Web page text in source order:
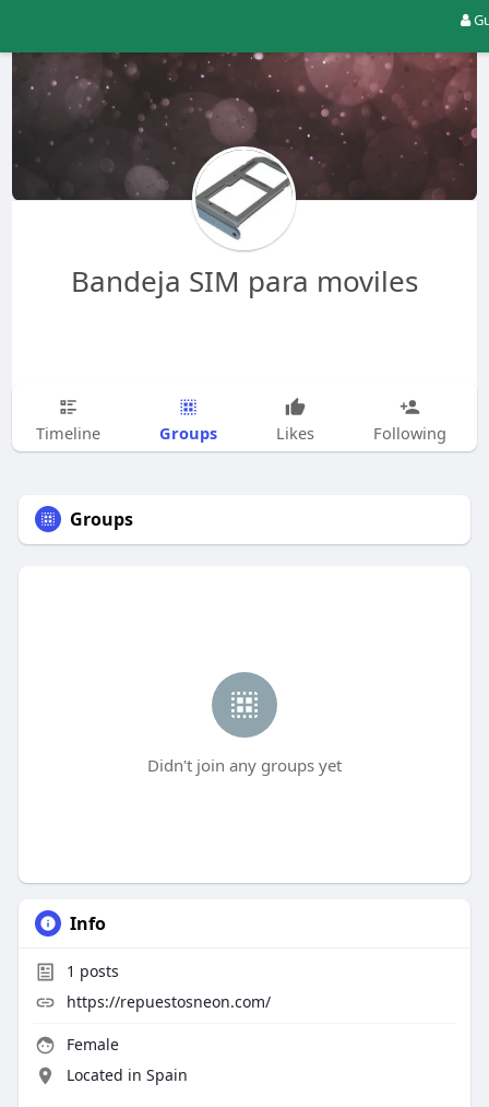
Bandeja SIM para moviles
Timeline Groups Likes Following
Groups
Didn't join any groups yet
Info
1 posts
https://repuestosneon.com/
Female
Located in Spain